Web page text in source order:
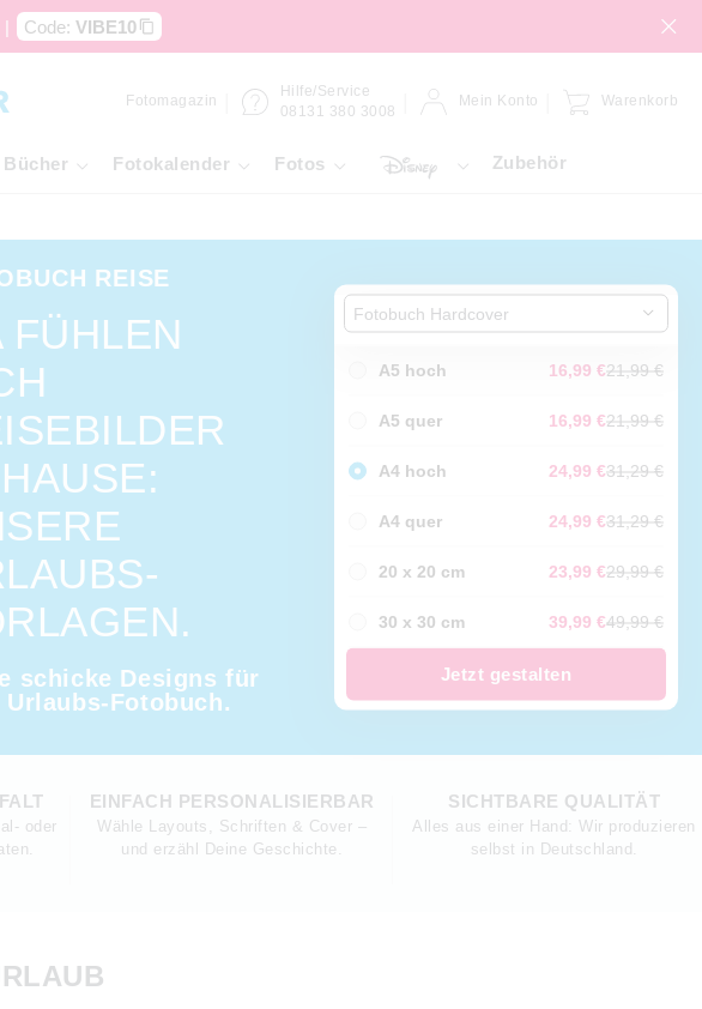
| Code: VIBE10
Fotomagazin
Hilfe/Service
08131 380 3008
Mein Konto Warenkorb
Bücher Fotokalender Fotos Zubehör
REISE
FÜHLEN
schicke Designs für
Urlaubs-Fotobuch.
oder
EINFACH PERSONALISIERBAR
Wähle Layouts, Schriften & Cover –
und erzähl Deine Geschichte.
SICHTBARE QUALITÄT
Alles aus einer Hand: Wir produzieren
selbst in Deutschland.
Fotobuch Hardcover
A5 hoch 16,99 €21,99 €
A5 quer 16,99 €21,99 €
A4 hoch 24,99 €31,29 €
A4 quer 24,99 €31,29 €
20 x 20 cm 23,99 €29,99 €
30 x 30 cm 39,99 €49,99 €
Jetzt gestalten